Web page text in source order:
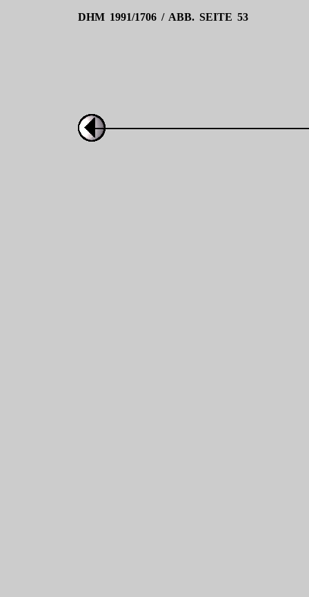
DHM 1991/1706 / ABB. SEITE 53